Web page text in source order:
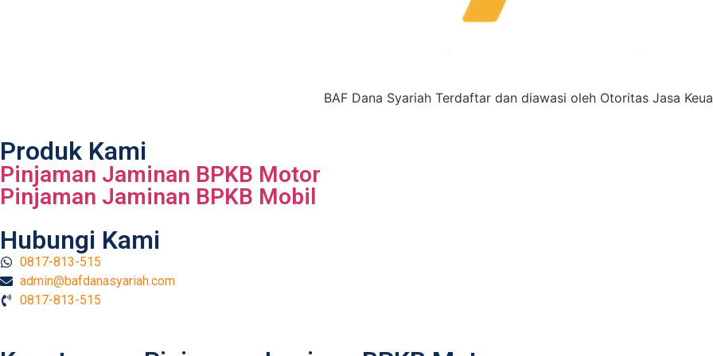
BAF Dana Syariah Terdaftar dan diawasi oleh Otoritas Jasa
Produk Kami
Pinjaman Jaminan BPKB Motor
Pinjaman Jaminan BPKB Mobil
Hubungi Kami
0817-813-515
admin@bafdanasyariah.com
0817-813-515